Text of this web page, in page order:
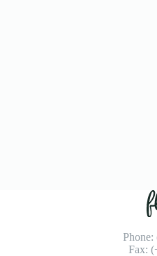
Phone:
Fax: